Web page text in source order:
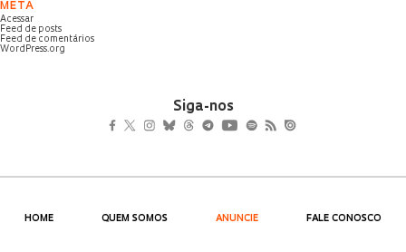
META
Acessar
Feed de posts
Feed de comentários
WordPress.org
Siga-nos
HOME QUEM SOMOS ANUNCIE FALE CONOSCO